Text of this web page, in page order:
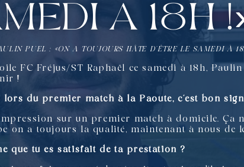
à 18h
PUEL : «ON A TOUJOURS HÂTE D’ÊTRE LE SAMEDI À
FC Fréjus/ST Raphaël ce samedi à 18h,
!
lors du premier match à la Paoute, c’est bon
sur un premier match à domicile. Ça
on a toujours la qualité, maintenant à nous de
que tu es satisfait de ta prestation ?